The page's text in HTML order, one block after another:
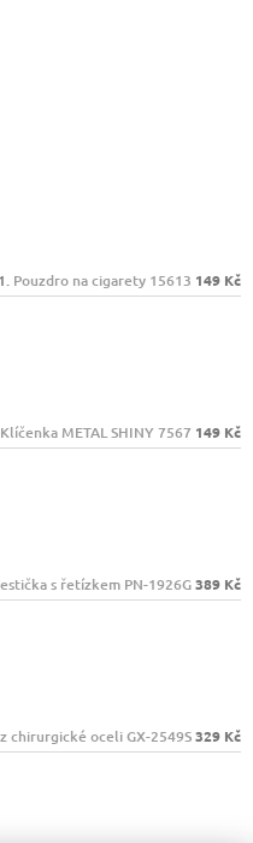
Pouzdro na cigarety 15613 149 Kč
Klíčenka METAL SHINY 7567 149 Kč
s řetízkem PN-1926G389 Kč
chirurgické oceli GX-2549S329 Kč